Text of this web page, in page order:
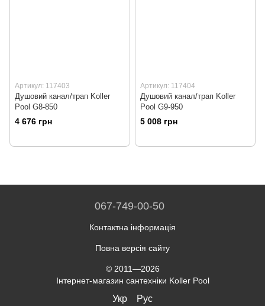
Артикул: 117403
Душовий канал/трап Koller
Pool G8-850
4 676 грн
Артикул: 117404
Душовий канал/трап Koller
Pool G9-950
5 008 грн
067-749-00-50
Контактна інформація
Повна версія сайту
© 2011—2026
Інтернет-магазин сантехніки Koller Pool
Укр Рус